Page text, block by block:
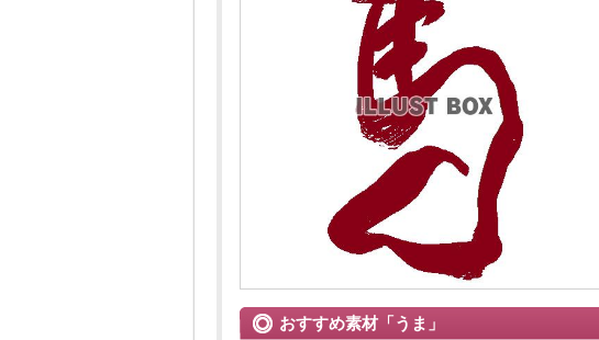
おすすめ素材「うま」